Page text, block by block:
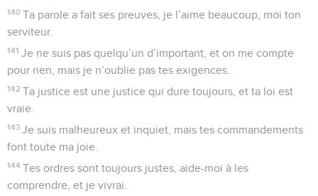
140 Ta parole a fait ses preuves, je l’aime beaucoup, moi ton
serviteur.
141 Je ne suis pas quelqu’un d’important, et on me compte
pour rien, mais je n’oublie pas tes exigences.
142 Ta justice est une justice qui dure toujours, et ta loi est
vraie.
143 Je suis malheureux et inquiet, mais tes commandements
font toute ma joie.
144 Tes ordres sont toujours justes, aide-moi à les
comprendre, et je vivrai.